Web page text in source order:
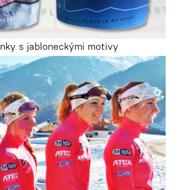
s jabloneckými motivy